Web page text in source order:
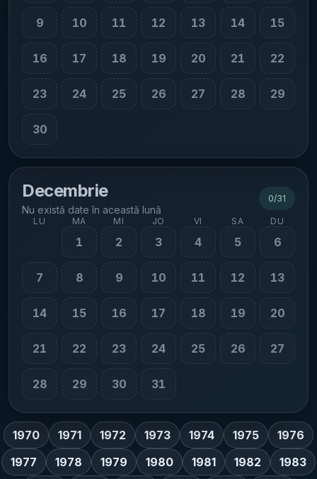
9 10 11 12 13 14 15
16 17 18 19 20 21 22
23 24 25 26 27 28 29
30
Decembrie
Nu există date în această lună
0/31
LU MA MI JO VI SA DU
1 2 3 4 5 6
7 8 9 10 11 12 13
14 15 16 17 18 19 20
21 22 23 24 25 26 27
28 29 30 31
1970 1971 1972 1973 1974 1975
1976
1977
1978 1979 1980 1981 1982
1983